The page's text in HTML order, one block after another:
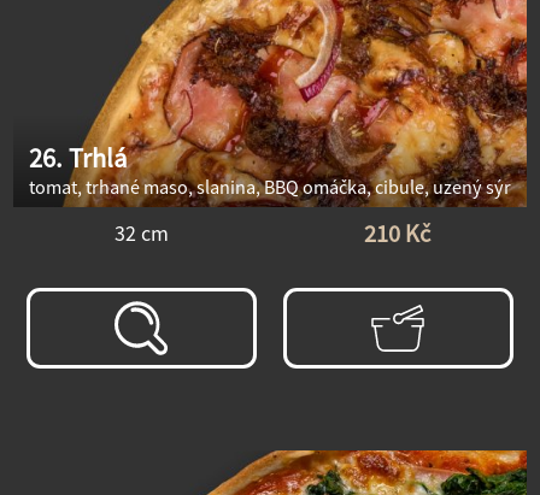
26. Trhlá
tomat, trhané maso, slanina, BBQ omáčka, cibule, uzený sýr
32 cm 210 Kč